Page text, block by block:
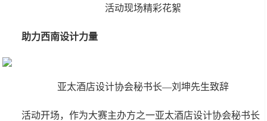
活动现场精彩花絮
助力西南设计力量
亚太酒店设计协会秘书长—刘坤先生致辞
活动开场，作为大赛主办方之一亚太酒店设计协会秘书长